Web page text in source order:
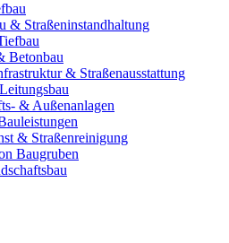
& Straßeninstandhaltung
Betonbau
& Straßenausstattung
& Außenanlagen
& Straßenreinigung
Baugruben